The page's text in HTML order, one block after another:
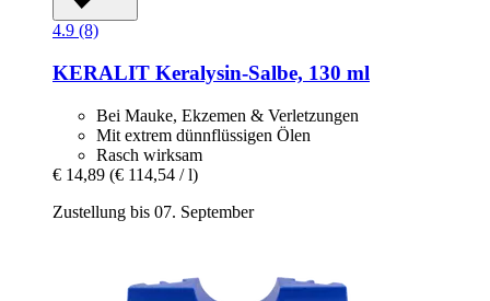
4.9 (8)
KERALIT Keralysin-​Salbe, 130 ml
Bei Mauke, Ekzemen & Verletzungen
Mit extrem dünnflüssigen Ölen
Rasch wirksam
€ 14,89 (€ 114,54 / l)
Zustellung bis 07. September